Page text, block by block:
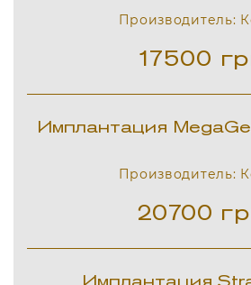
Производитель:
17500
Имплантация
Производитель:
20700